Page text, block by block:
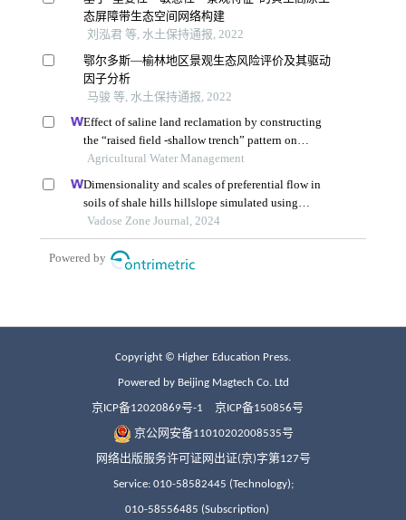
Copyright © Higher Education Press.
Powered by Beijing Magtech Co. Ltd
京ICP备12020869号-1 京ICP备150856号
京公网安备11010202008535号
网络出版服务许可证网出证(京)字第127号
Service: 010-58582445 (Technology);
010-58556485 (Subscription)